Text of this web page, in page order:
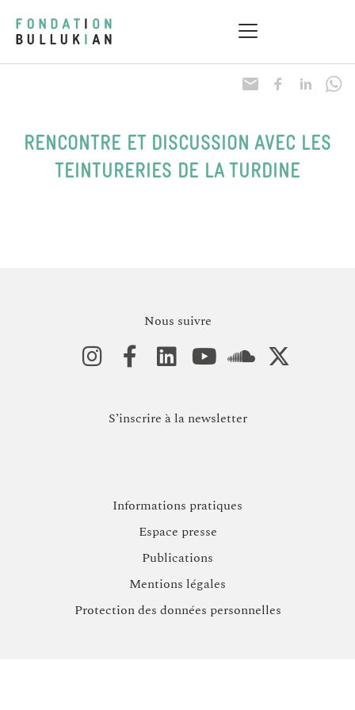
RENCONTRE ET DISCUSSION AVEC LES
TEINTURERIES DE LA TURDINE
Nous suivre
S’inscrire à la newsletter
Informations pratiques
Espace presse
Publications
Mentions légales
Protection des données personnelles